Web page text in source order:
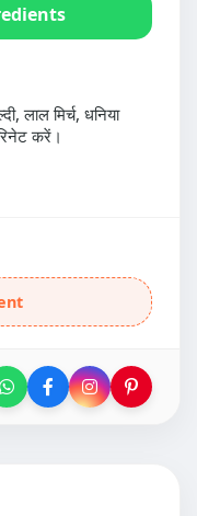
लाल मिर्च, धनिया
करें।